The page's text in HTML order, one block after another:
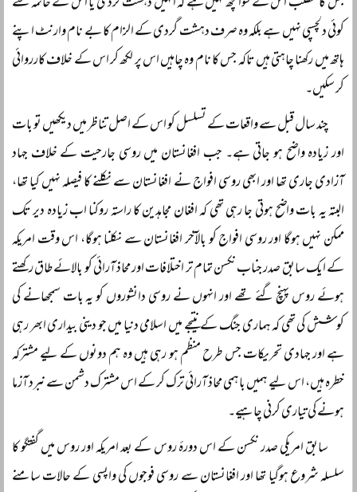
کوئی دلچسپی نہیں ہے بلکہ وہ صرف دہشت گردی کے الزام کا بے نام وارنٹ اپنے
ہاتھ میں رکھنا چاہتی ہیں تاکہ جس کا نام وہ چاہیں اس پر لکھ کر اس کے خلاف کارروائی
کر سکیں۔
چند سال قبل سے واقعات کے تسلسل کو اس کے اصل تناظر میں دیکھیں تو بات
اور زیادہ واضح ہو جاتی ہے۔ جب افغانستان میں روسی جارحیت کے خلاف جہاد
آزادی جاری تھا اور ابھی روسی افواج نے افغانستان سے نکلنے کا فیصلہ نہیں کیا تھا،
البتہ یہ بات واضح ہوتی جا رہی تھی کہ افغان مجاہدین کا راستہ روکنا اب زیادہ دیر تک
ممکن نہیں ہوگا اور روسی افواج کو بالآخر افغانستان سے نکلنا ہوگا، اس وقت امریکہ
کے ایک سابق صدر جناب نکسن تمام تر اختلافات اور محاذ آرائی کو بالائے طاق رکھتے
ہوئے روس پہنچ گئے تھے اور انہوں نے روسی دانشوروں کو یہ بات سمجھانے کی
کوشش کی تھی کہ ہماری جنگ کے نتیجے میں اسلامی دنیا میں جو دینی بیداری ابھر رہی
ہے اور جہادی تحریکات جس طرح منظم ہو رہی ہیں وہ ہم دونوں کے لیے مشترکہ
خطرہ ہیں، اس لیے ہمیں باہمی محاذ آرائی ترک کر کے اس مشترک دشمن سے نبرد آزما
ہونے کی تیاری کرنی چاہیے۔
سابق امریکی صدر نکسن کے اس دورۂ روس کے بعد امریکہ اور روس میں گفتگو کا
سلسلہ شروع ہوگیا تھا اور افغانستان سے روسی فوجوں کی واپسی کے حالات سامنے